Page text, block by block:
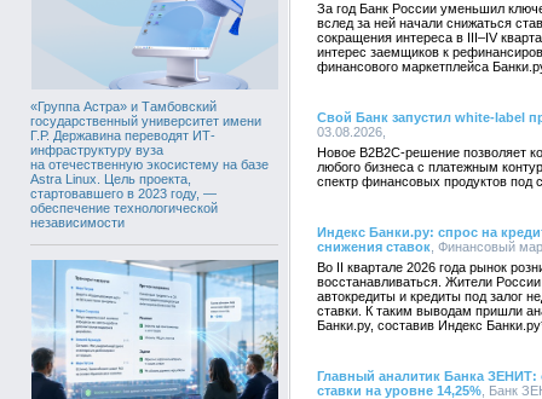
«Группа Астра» и Тамбовский
государственный университет имени
Г.Р. Державина переводят ИТ-
инфраструктуру вуза
на отечественную экосистему на базе
Astra Linux. Цель проекта,
стартовавшего в 2023 году, —
обеспечение технологической
независимости
За год Банк России уменьшил
вслед за ней начали снижаться
сокращения интереса в III–IV
интерес заемщиков к
финансового маркетплейса
Свой Банк запустил white-label
03.08.2026,
Новое B2B2C-решение позволяет
любого бизнеса с платежным
спектр финансовых продуктов под
Индекс Банки.ру: спрос на
снижения ставок , Финансовый
Во II квартале 2026 года рынок
восстанавливаться. Жители
автокредиты и кредиты под залог
ставки. К таким выводам пришли
Банки.ру, составив Индекс
Главный аналитик Банка
ставки на уровне 14,25% , Банк